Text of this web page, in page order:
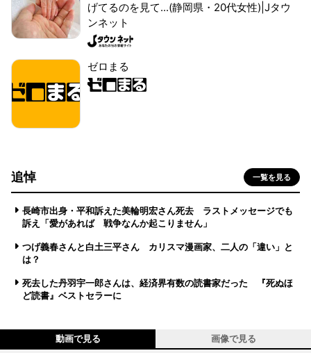
げてるのを見て...(静岡県・20代女性)|Jタウ
ンネット
ゼロまる
追悼 一覧を見る
長崎市出身・平和訴えた美輪明宏さん死去 ラストメッセージでも
訴え「愛があれば 戦争なんか起こりません」
つげ義春さんと白土三平さん カリスマ漫画家、二人の「違い」と
は？
死去した丹羽宇一郎さんは、経済界有数の読書家だった 『死ぬほ
ど読書』ベストセラーに
動画で見る 画像で見る